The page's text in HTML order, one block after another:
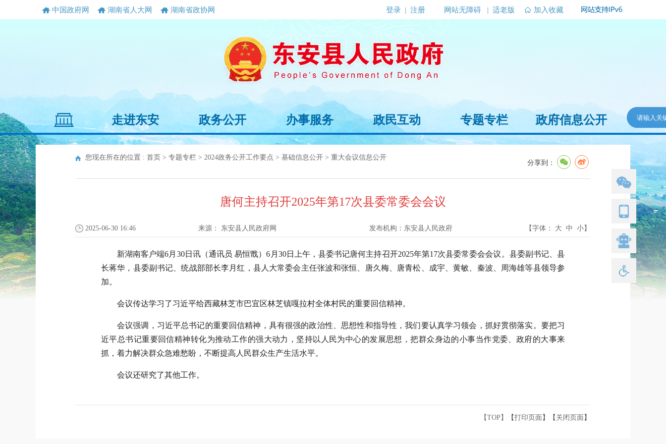
中国政府网 湖南省人大网 湖南省政协网 加入收藏
网站无障碍 | 适老版
登录 | 注册
走进东安 政务公开 办事服务 政民互动 专题专栏 政府信息公开
您现在所在的位置 : 首页 > 专题专栏 > 2024政务公开工作要点 > 基础信息公开 > 重大会议信息公开
分享到：
唐何主持召开2025年第17次县委常委会会议
2025-06-30 16:46 来源： 东安县人民政府网 发布机构： 东安县人民政府 【字体： 大 中 小】
新湖南客户端6月30日讯（通讯员 易恒戬）6月30日上午，县委书记唐何主持召开2025年第17次县委常委会会议。县委副书记、县
长蒋华，县委副书记、统战部部长李月红，县人大常委会主任张波和张恒、唐久梅、唐青松、成宇、黄敏、秦波、周海雄等县领导参
加。
会议传达学习了习近平给西藏林芝市巴宜区林芝镇嘎拉村全体村民的重要回信精神。
会议强调，习近平总书记的重要回信精神，具有很强的政治性、思想性和指导性，我们要认真学习领会，抓好贯彻落实。要把习
近平总书记重要回信精神转化为推动工作的强大动力，坚持以人民为中心的发展思想，把群众身边的小事当作党委、政府的大事来
抓，着力解决群众急难愁盼，不断提高人民群众生产生活水平。
会议还研究了其他工作。
【TOP】 【打印页面 】【 关闭页面 】